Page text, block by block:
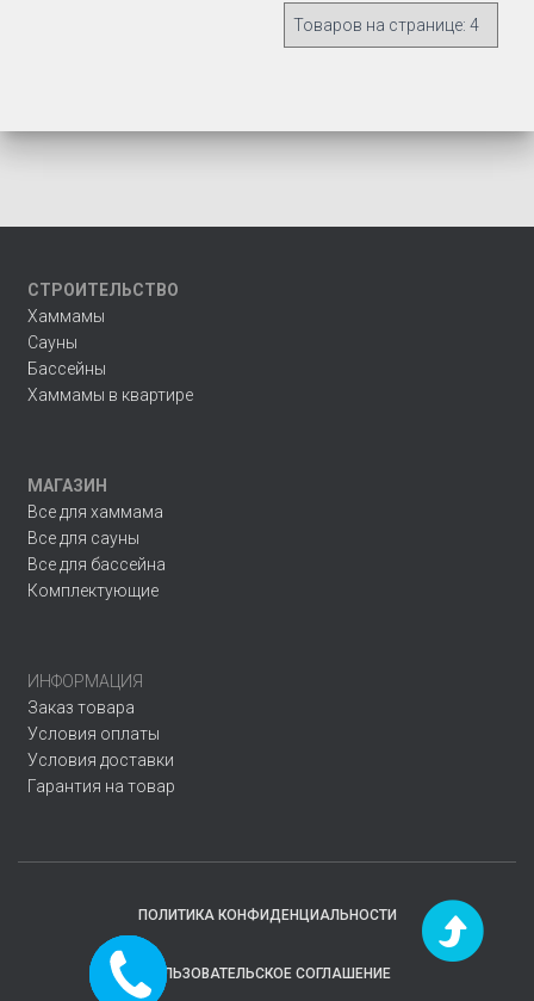
СТРОИТЕЛЬСТВО
Хаммамы
Сауны
Бассейны
Хаммамы в квартире
МАГАЗИН
Все для хаммама
Все для сауны
Все для бассейна
Комплектующие
ИНФОРМАЦИЯ
Заказ товара
Условия оплаты
Условия доставки
Гарантия на товар
ПОЛИТИКА КОНФИДЕНЦИАЛЬНОСТИ
ПОЛЬЗОВАТЕЛЬСКОЕ СОГЛАШЕНИЕ
Заказать
звонок